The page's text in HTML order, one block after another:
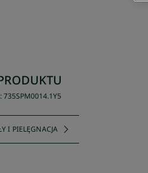
:735SPM0014.1Y5
I PIELĘGNACJA